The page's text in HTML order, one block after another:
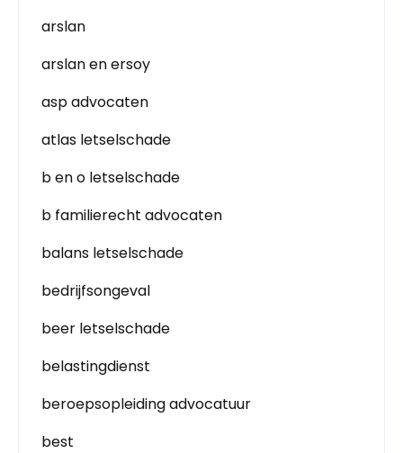
arslan
arslan en ersoy
asp advocaten
atlas letselschade
b en o letselschade
b familierecht advocaten
balans letselschade
bedrijfsongeval
beer letselschade
belastingdienst
beroepsopleiding advocatuur
best